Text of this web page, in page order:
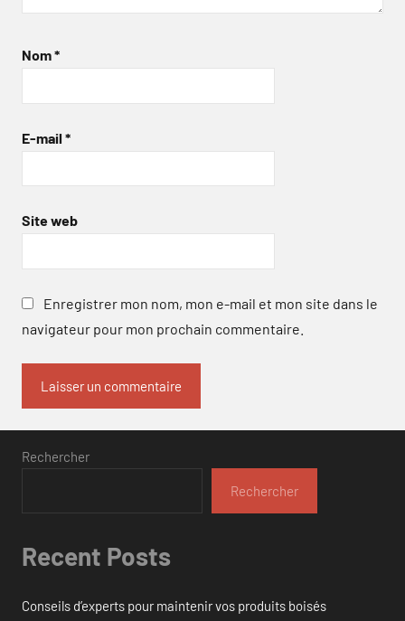
Nom*
E-mail *
Site web
Enregistrer mon nom, mon e-mail et mon site dans le
navigateur pour mon prochain commentaire.
Rechercher
Rechercher
Recent Posts
Conseils d’experts pour maintenir vos produits boisés